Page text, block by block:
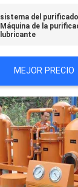
sistema del
Máquina de la
lubricante
MEJOR PRECIO